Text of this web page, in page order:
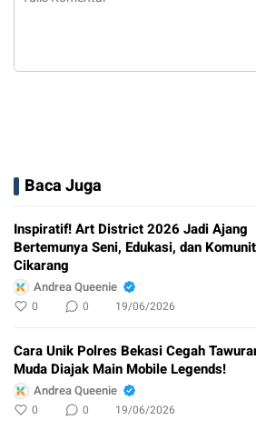
Baca Juga
Inspiratif! Art District 2026 Jadi Ajang
Bertemunya Seni, Edukasi, dan
Cikarang
Andrea Queenie
0 0 19/06/2026
Cara Unik Polres Bekasi Cegah
Muda Diajak Main Mobile Legends!
Andrea Queenie
0 0 19/06/2026